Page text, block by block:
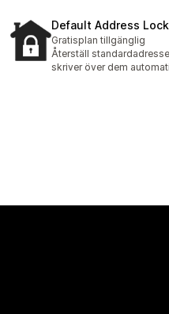
Default Address Lock
Gratisplan tillgänglig
Återställ
skriver över dem